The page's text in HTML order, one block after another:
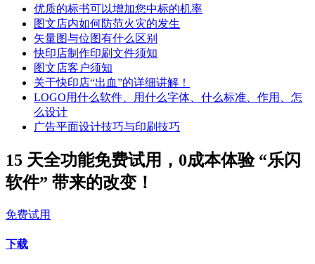
优质的标书可以增加您中标的机率
图文店内如何防范火灾的发生
矢量图与位图有什么区别
快印店制作印刷文件须知
图文店客户须知
关于快印店“出血”的详细讲解！
LOGO用什么软件、用什么字体、什么标准、作用、怎
么设计
广告平面设计技巧与印刷技巧
15 天全功能免费试用，0成本体验 “乐闪
软件” 带来的改变！
免费试用
下载